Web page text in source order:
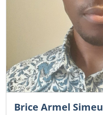
Brice Armel Simeu